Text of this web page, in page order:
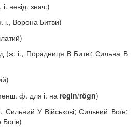
невід. знач.)
і., Ворона Битви)
(ж. і., Порадниця В Битві; Сильна В
ф. для і. наregin/rögn)
У Військові; Сильний Воїн;